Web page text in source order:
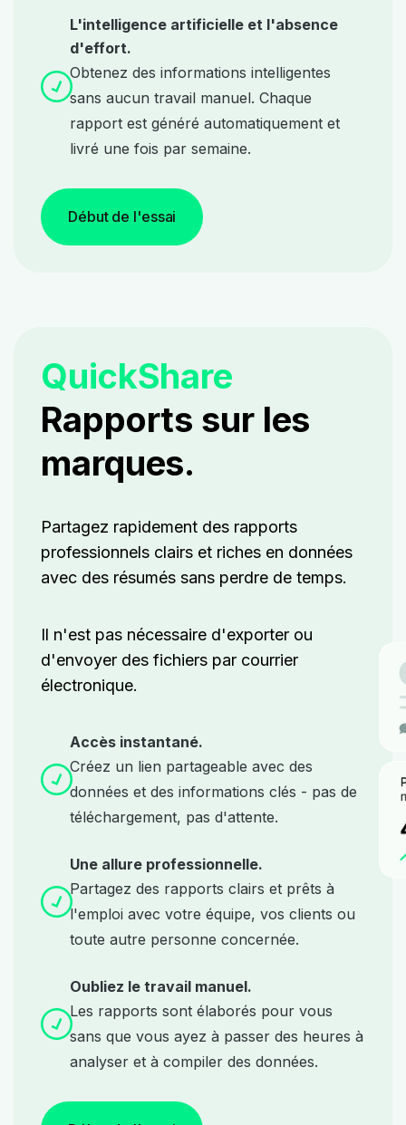
L'intelligence artificielle et l'absence
d'effort.
Obtenez des informations intelligentes
sans aucun travail manuel. Chaque
rapport est généré automatiquement et
livré une fois par semaine.
Début de l'essai
QuickShare
Rapports sur les
marques.
Partagez rapidement des rapports
professionnels clairs et riches en données
avec des résumés sans perdre de temps.
Il n'est pas nécessaire d'exporter ou
d'envoyer des fichiers par courrier
électronique.
Accès instantané.
Créez un lien partageable avec des
données et des informations clés - pas de
téléchargement, pas d'attente.
Une allure professionnelle.
Partagez des rapports clairs et prêts à
l'emploi avec votre équipe, vos clients ou
toute autre personne concernée.
Oubliez le travail manuel.
Les rapports sont élaborés pour vous
sans que vous ayez à passer des heures à
analyser et à compiler des données.